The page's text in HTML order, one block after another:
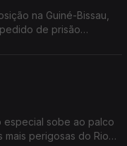
na Guiné-Bissau,
de prisão
especial sobe ao palco
mais perigosas do Rio